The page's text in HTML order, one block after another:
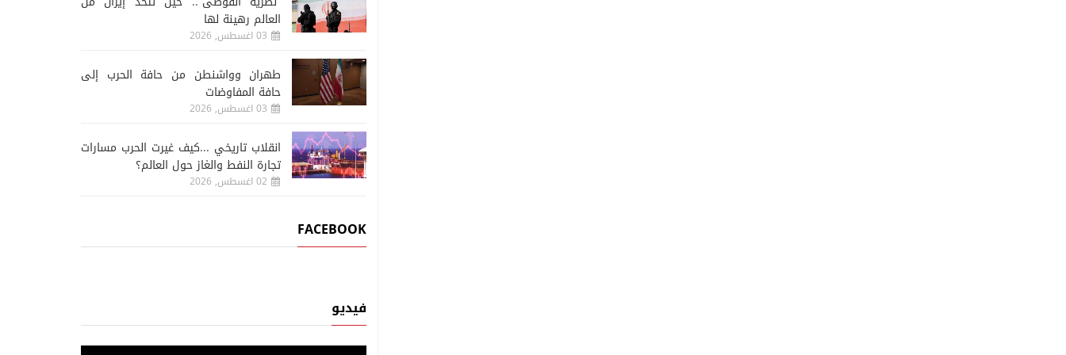
العالم رهينة لها
03 اغسطس, 2026
طهران وواشنطن من حافة الحرب إلى
حافة المفاوضات
03 اغسطس, 2026
انقلاب تاريخي ...كيف غيرت الحرب مسارات
تجارة النفط والغاز حول العالم؟
02 اغسطس, 2026
FACEBOOK
فيديو